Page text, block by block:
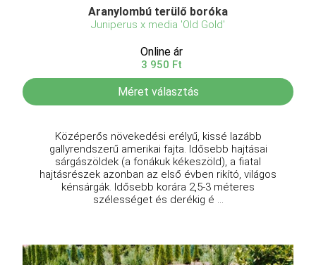
Aranylombú terülő boróka
Juniperus x media 'Old Gold'
Online ár
3 950 Ft
Méret választás
Középerős növekedési erélyű, kissé lazább
gallyrendszerű amerikai fajta. Idősebb hajtásai
sárgászöldek (a fonákuk kékeszöld), a fiatal
hajtásrészek azonban az első évben rikító, világos
kénsárgák. Idősebb korára 2,5-3 méteres
szélességet és derékig é ...